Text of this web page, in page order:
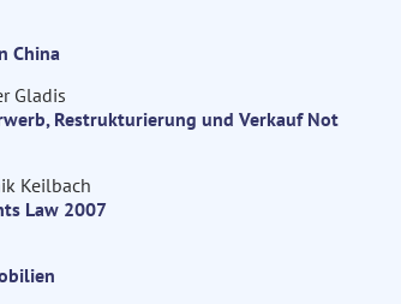
China
Gladis
Restrukturierung und Verkauf Not
Keilbach
Law 2007